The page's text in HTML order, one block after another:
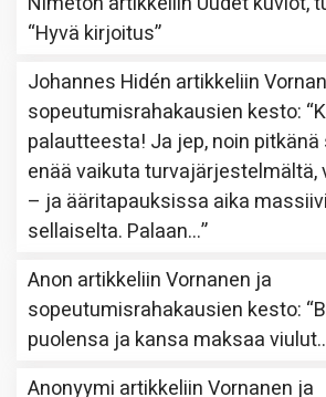
“Hyvä kirjoitus”
Johannes Hidén artikkeliin
sopeutumisrahakausien kesto: “
palautteesta! Ja jep, noin
enää vaikuta turvajärjestelmältä,
– ja ääritapauksissa aika
sellaiselta. Palaan…”
Anon artikkeliinVornanen ja
sopeutumisrahakausien kesto: “
puolensa ja kansa maksaa
Anonyymi artikkeliinVornanen ja